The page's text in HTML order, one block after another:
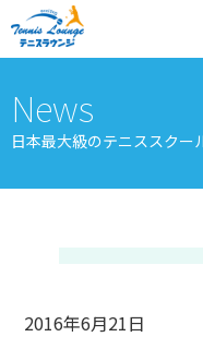
News
日本最大級のテニススクー
2016年6月21日